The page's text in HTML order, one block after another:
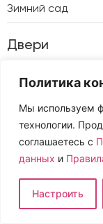
Политика
Мы используем
технологии.
соглашаетесь с
данных и
Настроить
Зимний сад
Двери
Балконные
Входные
Межкомнатные
Для офиса
Раздвижные